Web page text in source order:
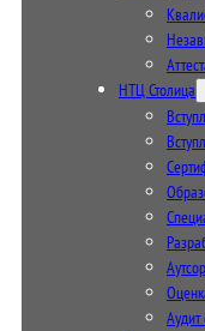
НТЦ Столица